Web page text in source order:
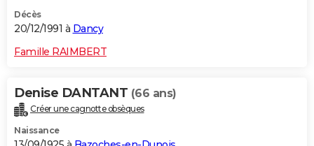
Décès
20/12/1991 à Dancy
Famille RAIMBERT
Denise DANTANT (66 ans)
Créer une cagnotte obsèques
Naissance